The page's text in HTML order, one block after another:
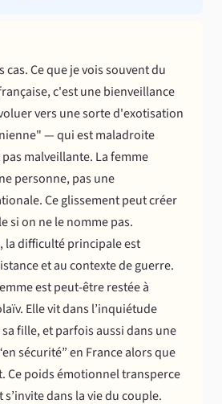
cas. Ce que je vois souvent du
c'est une bienveillance
vers une sorte d'exotisation
— qui est maladroite
malveillante. La femme
personne, pas une
Ce glissement peut créer
si on ne le nomme pas.
la difficulté principale est
et au contexte de guerre.
est peut-être restée à
Elle vit dans l’inquiétude
fille, et parfois aussi dans une
sécurité” en France alors que
Ce poids émotionnel transperce
s’invite dans la vie du couple.